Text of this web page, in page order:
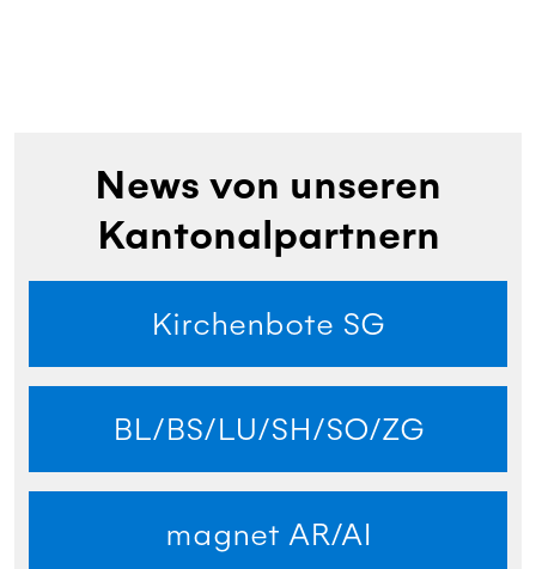
News von unseren
Kantonalpartnern
Kirchenbote SG
BL/BS/LU/SH/SO/ZG
magnet AR/AI